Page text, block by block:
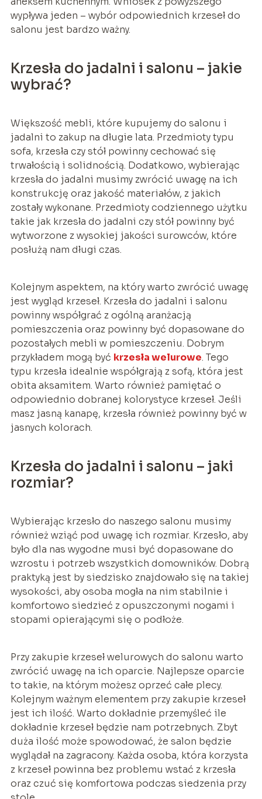
wypływa jeden – wybór odpowiednich krzeseł do
salonu jest bardzo ważny.
Krzesła do jadalni i salonu – jakie
wybrać?
Większość mebli, które kupujemy do salonu i
jadalni to zakup na długie lata. Przedmioty typu
sofa, krzesła czy stół powinny cechować się
trwałością i solidnością. Dodatkowo, wybierając
krzesła do jadalni musimy zwrócić uwagę na ich
konstrukcję oraz jakość materiałów, z jakich
zostały wykonane. Przedmioty codziennego użytku
takie jak krzesła do jadalni czy stół powinny być
wytworzone z wysokiej jakości surowców, które
posłużą nam długi czas.
Kolejnym aspektem, na który warto zwrócić uwagę
jest wygląd krzeseł. Krzesła do jadalni i salonu
powinny współgrać z ogólną aranżacją
pomieszczenia oraz powinny być dopasowane do
pozostałych mebli w pomieszczeniu. Dobrym
przykładem mogą być krzesła welurowe. Tego
typu krzesła idealnie współgrają z sofą, która jest
obita aksamitem. Warto również pamiętać o
odpowiednio dobranej kolorystyce krzeseł. Jeśli
masz jasną kanapę, krzesła również powinny być w
jasnych kolorach.
Krzesła do jadalni i salonu – jaki
rozmiar?
Wybierając krzesło do naszego salonu musimy
również wziąć pod uwagę ich rozmiar. Krzesło, aby
było dla nas wygodne musi być dopasowane do
wzrostu i potrzeb wszystkich domowników. Dobrą
praktyką jest by siedzisko znajdowało się na takiej
wysokości, aby osoba mogła na nim stabilnie i
komfortowo siedzieć z opuszczonymi nogami i
stopami opierającymi się o podłoże.
Przy zakupie krzeseł welurowych do salonu warto
zwrócić uwagę na ich oparcie. Najlepsze oparcie
to takie, na którym możesz oprzeć całe plecy.
Kolejnym ważnym elementem przy zakupie krzeseł
jest ich ilość. Warto dokładnie przemyśleć ile
dokładnie krzeseł będzie nam potrzebnych. Zbyt
duża ilość może spowodować, że salon będzie
wyglądał na zagracony. Każda osoba, która korzysta
z krzeseł powinna bez problemu wstać z krzesła
oraz czuć się komfortowa podczas siedzenia przy